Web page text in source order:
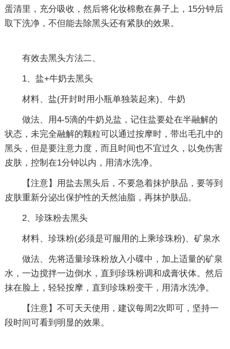
蛋清里，充分吸收，然后将化妆棉敷在鼻子上，15分钟后
取下洗净，不但能去除黑头还有紧肤的效果。
有效去黑头方法二、
1、盐+牛奶去黑头
材料、盐(开封时用小瓶单独装起来)、牛奶
做法、用4-5滴的牛奶兑盐，记住盐要处在半融解的
状态，未完全融解的颗粒可以通过按摩时，带出毛孔中的
黑头，但是要注意力度，而且时间也不宜过久，以免伤害
皮肤，控制在1分钟以内，用清水洗净。
【注意】用盐去黑头后，不要急着抹护肤品，要等到
皮肤重新分泌出保护性的天然油脂，再抹护肤品。
2、珍珠粉去黑头
材料、珍珠粉(必须是可服用的上乘珍珠粉)、矿泉水
做法、先将适量珍珠粉放入小碟中，加上适量的矿泉
水，一边搅拌一边倒水，直到珍珠粉调和成膏状体。然后
抹在脸上，轻轻按摩，直到珍珠粉变干，用清水洗净。
【注意】不可天天使用，建议每周2次即可，坚持一
段时间可看到明显的效果。